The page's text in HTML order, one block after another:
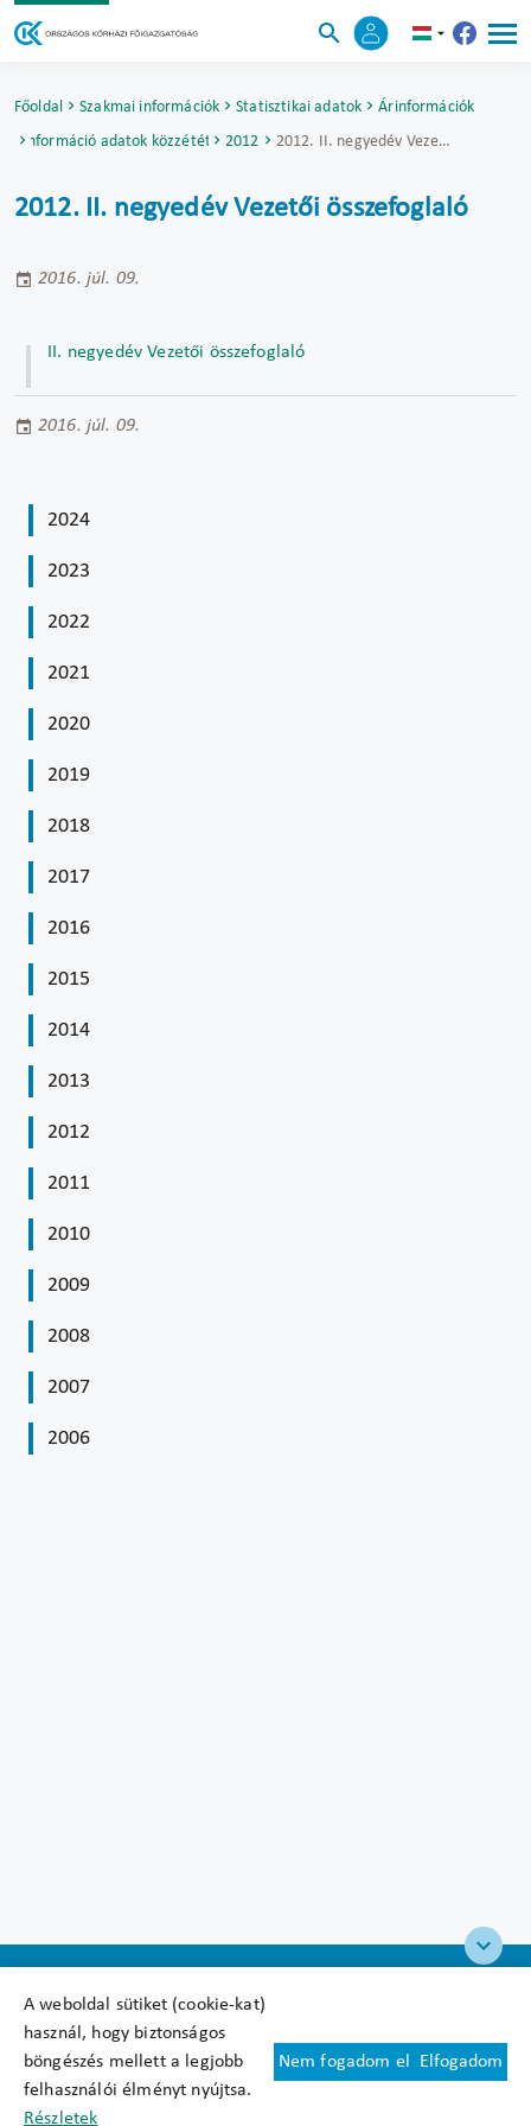
A weboldal sütiket (cookie-kat)
használ, hogy biztonságos
böngészés mellett a legjobb
felhasználói élményt nyújtsa.
Részletek
Nem fogadom el Elfogadom
Főoldal Szakmai információk Statisztikai adatok
Árinformációk
Árinformáció adatok közzététele2012 2012. II. negyedév Vezetői összefoglaló
2012. II. negyedév Vezetői összefoglaló
2016. júl. 09.
II. negyedév Vezetői összefoglaló
2016. júl. 09.
2024
2023
2022
2021
2020
2019
2018
2017
2016
2015
2014
2013
2012
2011
2010
2009
2008
2007
2006
Felhasználási feltételek